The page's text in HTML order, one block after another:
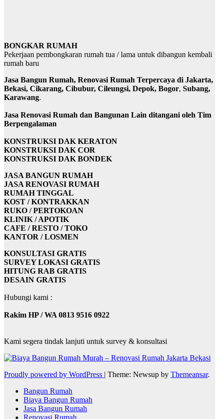
BONGKAR RUMAH
Pekerjaan pembongkaran rumah tua / lama untuk dibangun kembali
rumah baru
Jasa Bangun Rumah, Renovasi Rumah Terpercaya di Jakarta,
Bekasi, Cikarang, Cibubur, Cileungsi, Depok, Bogor, Subang,
Karawang.
Jasa Renovasi Rumah dan Bangunan Lain ditangani oleh Tim
Berpengalaman
KONSTRUKSI DAK KERATON
KONSTRUKSI DAK COR
KONSTRUKSI DAK BONDEK
JASA BANGUN RUMAH
JASA RENOVASI RUMAH
RUMAH TINGGAL
KOST / KONTRAKKAN
RUKO / PERTOKOAN
KLINIK / APOTIK
CAFE / RESTO / TOKO
KANTOR / LOSMEN
KONSULTASI GRATIS
SURVEY LOKASI GRATIS
HITUNG RAB GRATIS
DESAIN GRATIS
Hubungi kami :
Rakim HP / WA 0813 9516 0922
Kami segera tindak lanjuti untuk survey & konsultasi
Proudly powered by WordPress Theme: Newsup by Themeansar.
Bangun Rumah
Biaya Bangun Rumah
Jasa Bangun Rumah